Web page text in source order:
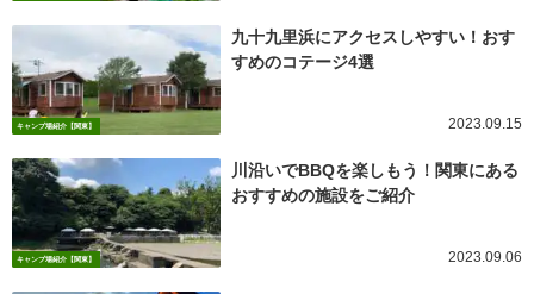
キャンプ場紹介【関東】
九十九里浜にアクセスしやすい！おす
すめのコテージ4選
2023.09.15
キャンプ場紹介【関東】
川沿いでBBQを楽しもう！関東にある
おすすめの施設をご紹介
2023.09.06